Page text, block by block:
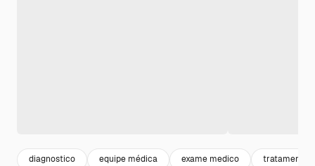
diagnostico equipe médica exame medico tratamento